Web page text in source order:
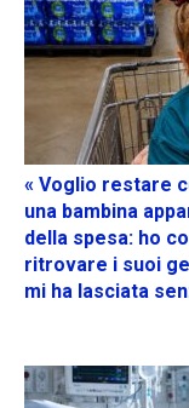
« Voglio restare
una bambina
della spesa: ho
ritrovare i suoi
mi ha lasciata